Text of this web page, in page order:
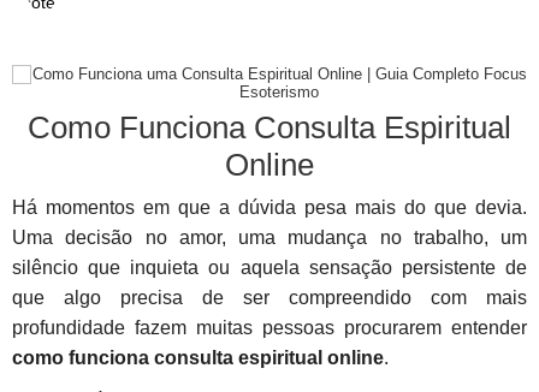
Como Funciona Consulta Espiritual
Online
Há momentos em que a dúvida pesa mais do que devia.
Uma decisão no amor, uma mudança no trabalho, um
silêncio que inquieta ou aquela sensação persistente de
que algo precisa de ser compreendido com mais
profundidade fazem muitas pessoas procurarem entender
como funciona consulta espiritual online.